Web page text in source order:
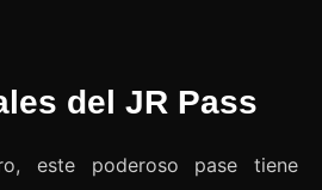
del JR Pass
este poderoso pase tiene